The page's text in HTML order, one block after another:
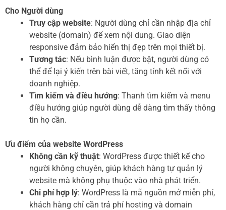
Cho Người dùng
Truy cập website: Người dùng chỉ cần nhập địa chỉ
website (domain) để xem nội dung. Giao diện
responsive đảm bảo hiển thị đẹp trên mọi thiết bị.
Tương tác: Nếu bình luận được bật, người dùng có
thể để lại ý kiến trên bài viết, tăng tính kết nối với
doanh nghiệp.
Tìm kiếm và điều hướng: Thanh tìm kiếm và menu
điều hướng giúp người dùng dễ dàng tìm thấy thông
tin họ cần.
Ưu điểm của website WordPress
Không cần kỹ thuật: WordPress được thiết kế cho
người không chuyên, giúp khách hàng tự quản lý
website mà không phụ thuộc vào nhà phát triển.
Chi phí hợp lý: WordPress là mã nguồn mở miễn phí,
khách hàng chỉ cần trả phí hosting và domain